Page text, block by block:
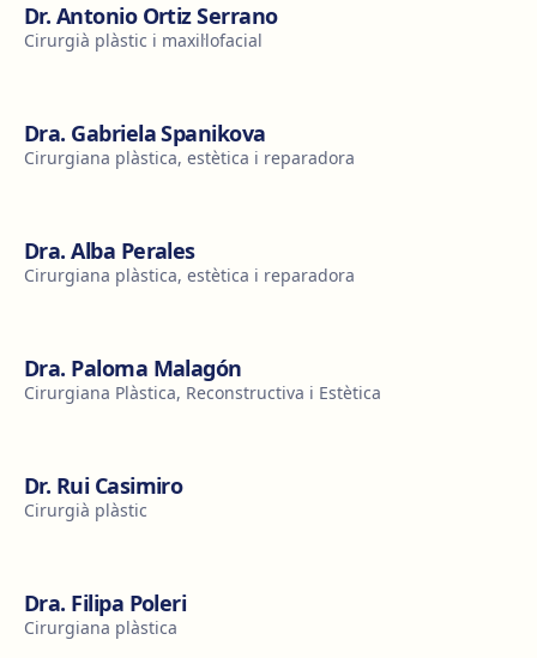
Dr. Antonio Ortiz Serrano
Cirurgià plàstic i maxil·lofacial
Dra. Gabriela Spanikova
Cirurgiana plàstica, estètica i reparadora
Dra. Alba Perales
Cirurgiana plàstica, estètica i reparadora
Dra. Paloma Malagón
Cirurgiana Plàstica, Reconstructiva i Estètica
Dr. Rui Casimiro
Cirurgià plàstic
Dra. Filipa Poleri
Cirurgiana plàstica